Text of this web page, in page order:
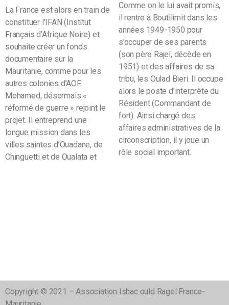
La France est alors en train de
constituer l’IFAN (Institut
Français d’Afrique Noire) et
souhaite créer un fonds
documentaire sur la
Mauritanie, comme pour les
autres colonies d’AOF.
Mohamed, désormais «
réformé de guerre » rejoint le
projet. Il entreprend une
longue mission dans les
villes saintes d’Ouadane, de
Chinguetti et de Oualata et
Comme on le lui avait promis,
il rentre à Boutilimit dans les
années 1949-1950 pour
s’occuper de ses parents
(son père Rajel, décède en
1951) et des affaires de sa
tribu, les Oulad Bieri. Il occupe
alors le poste d’interprète du
Résident (Commandant de
fort). Ainsi chargé des
affaires administratives de la
circonscription, il y joue un
rôle social important.
Copyright © 2021 – Association Ishac ould Ragel France-